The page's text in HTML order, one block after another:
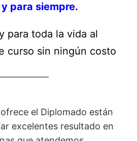
para siempre.
para toda la vida al
curso sin ningún costo
de una manera que
y como puedo